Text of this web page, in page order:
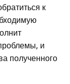
к
и
полученного